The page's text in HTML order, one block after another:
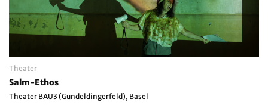
Theater
Salm-Ethos
Theater BAU3 (Gundeldingerfeld), Basel